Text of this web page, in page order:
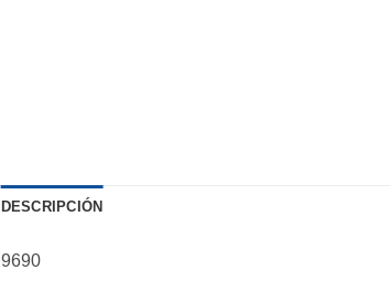
DESCRIPCIÓN
9690